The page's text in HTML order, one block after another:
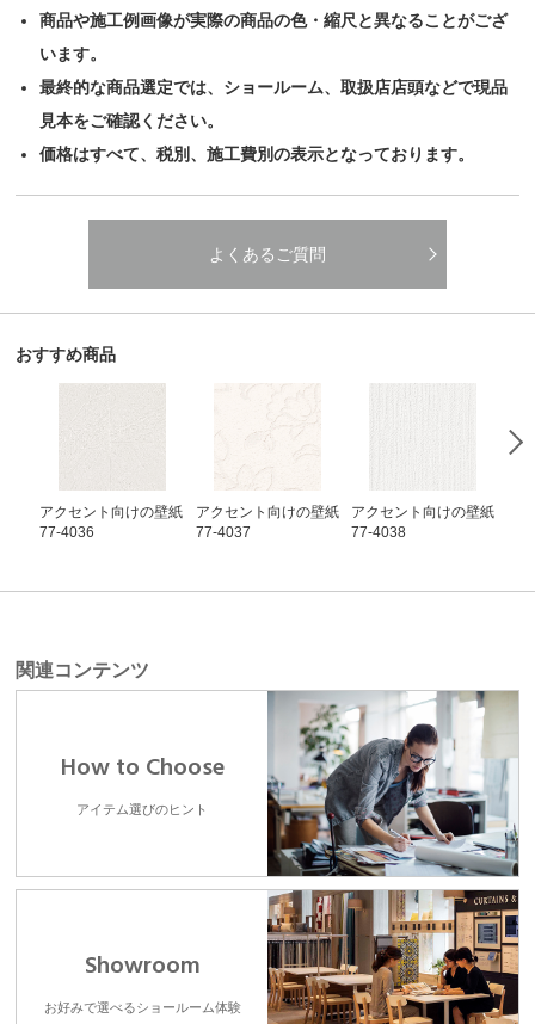
商品や施工例画像が実際の商品の色・縮尺と異なることがござ
います。
最終的な商品選定では、ショールーム、取扱店店頭などで現品
見本をご確認ください。
価格はすべて、税別、施工費別の表示となっております。
よくあるご質問
おすすめ商品
アクセント向けの壁紙
77-4036
アクセント向けの壁紙
77-4037
アクセント向けの壁紙
77-4038
関連コンテンツ
How to Choose
アイテム選びのヒント
Showroom
お好みで選べるショールーム体験